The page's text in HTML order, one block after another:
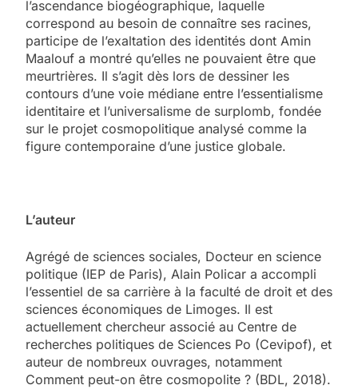
l’ascendance biogéographique, laquelle
correspond au besoin de connaître ses racines,
participe de l’exaltation des identités dont Amin
Maalouf a montré qu’elles ne pouvaient être que
meurtrières. Il s’agit dès lors de dessiner les
contours d’une voie médiane entre l’essentialisme
identitaire et l’universalisme de surplomb, fondée
sur le projet cosmopolitique analysé comme la
figure contemporaine d’une justice globale.
L’auteur
Agrégé de sciences sociales, Docteur en science
politique (IEP de Paris), Alain Policar a accompli
l’essentiel de sa carrière à la faculté de droit et des
sciences économiques de Limoges. Il est
actuellement chercheur associé au Centre de
recherches politiques de Sciences Po (Cevipof), et
auteur de nombreux ouvrages, notamment
Comment peut-on être cosmopolite ? (BDL, 2018).